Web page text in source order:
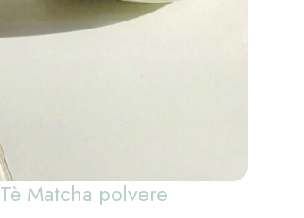
Tè Matcha polvere